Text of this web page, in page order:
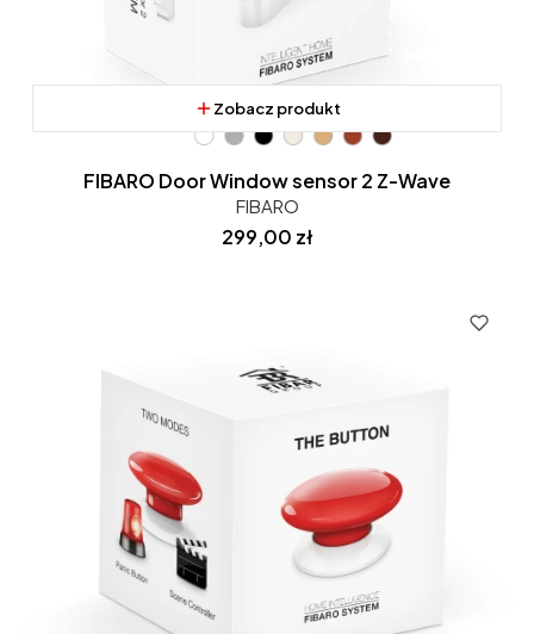
Zobacz produkt
FIBARO Door Window sensor 2 Z-Wave
FIBARO
Cena
299,00 zł